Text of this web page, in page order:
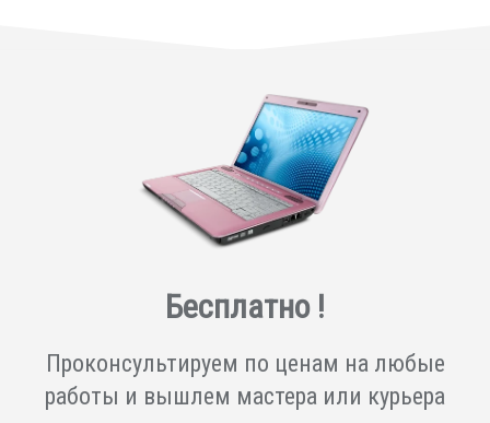
Бесплатно !
Проконсультируем по ценам на любые
работы и вышлем мастера или курьера